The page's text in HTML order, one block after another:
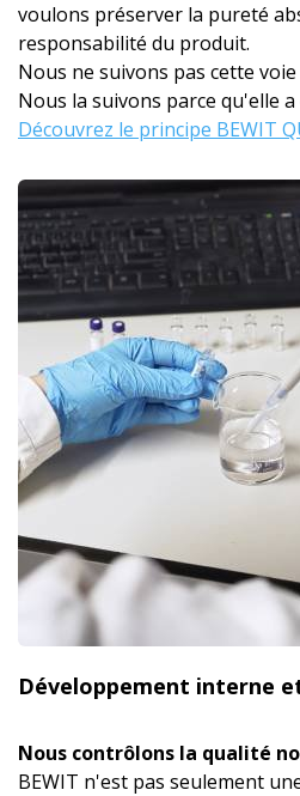
voulons préserver la pureté
responsabilité du produit.
Nous ne suivons pas cette
Nous la suivons parce qu'elle
Découvrez le principe BEWIT
Développement interne
Nous contrôlons la qualité
BEWIT n'est pas seulement